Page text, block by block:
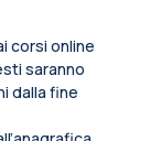
corsi online
saranno
dalla fine